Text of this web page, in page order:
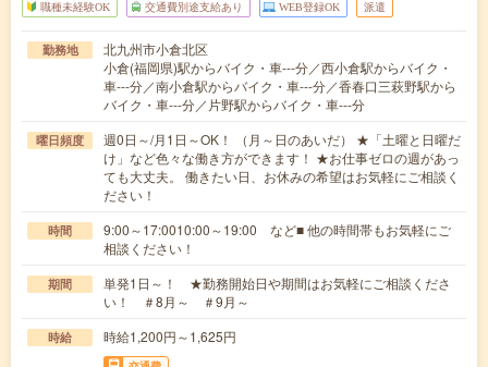
職種未経験OK 交通費別途支給あり WEB登録OK 派遣
勤務地
北九州市小倉北区
小倉(福岡県)駅からバイク・車---分／西小倉駅からバイク・
車---分／南小倉駅からバイク・車---分／香春口三萩野駅から
バイク・車---分／片野駅からバイク・車---分
曜日頻度
週0日～/月1日～OK！ （月～日のあいだ） ★「土曜と日曜だ
け」など色々な働き方ができます！ ★お仕事ゼロの週があっ
ても大丈夫。 働きたい日、お休みの希望はお気軽にご相談く
ださい！
時間
9:00～17:0010:00～19:00 など■ 他の時間帯もお気軽にご
相談ください！
期間
単発1日～！ ★勤務開始日や期間はお気軽にご相談くださ
い！ ＃8月～ ＃9月～
時給 時給1,200円～1,625円